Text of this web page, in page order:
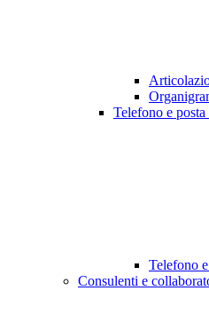
Telefono e posta
Telefono
Consulenti e